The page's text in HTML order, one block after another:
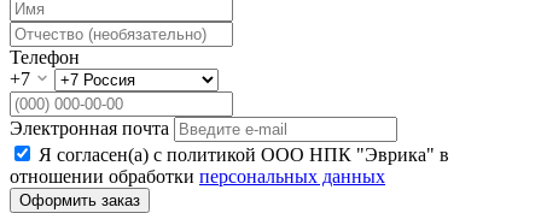
Телефон
+7
Электронная почта
Я согласен(а) с политикой ООО НПК "Эврика" в
отношении обработки персональных данных
Оформить заказ